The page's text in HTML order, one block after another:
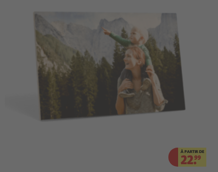
À PARTIR DE
22.99